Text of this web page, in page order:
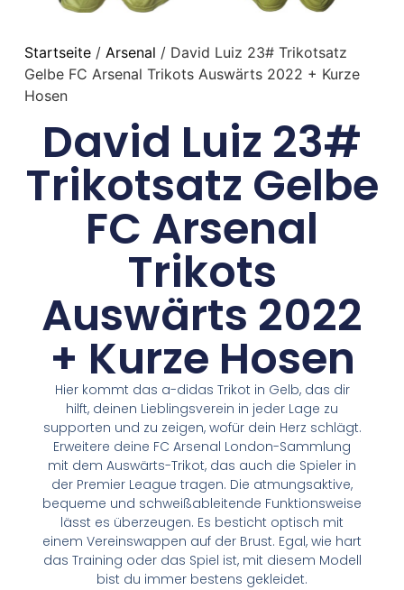
Startseite/ Arsenal / David Luiz 23# Trikotsatz
Gelbe FC Arsenal Trikots Auswärts 2022 + Kurze
Hosen
David Luiz 23#
Trikotsatz Gelbe
FC Arsenal
Trikots
Auswärts 2022
+ Kurze Hosen
Hier kommt das a-didas Trikot in Gelb, das dir
hilft, deinen Lieblingsverein in jeder Lage zu
supporten und zu zeigen, wofür dein Herz schlägt.
Erweitere deine FC Arsenal London-Sammlung
mit dem Auswärts-Trikot, das auch die Spieler in
der Premier League tragen. Die atmungsaktive,
bequeme und schweißableitende Funktionsweise
lässt es überzeugen. Es besticht optisch mit
einem Vereinswappen auf der Brust. Egal, wie hart
das Training oder das Spiel ist, mit diesem Modell
bist du immer bestens gekleidet.